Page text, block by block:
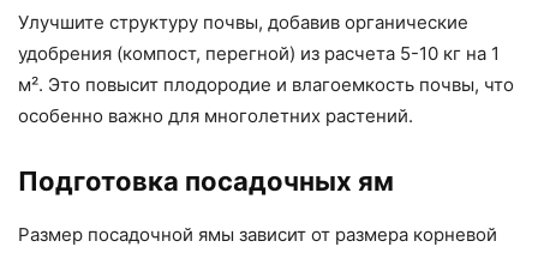
Улучшите структуру почвы, добавив органические
удобрения (компост, перегной) из расчета 5-10 кг на 1
м². Это повысит плодородие и влагоемкость почвы, что
особенно важно для многолетних растений.
Подготовка посадочных ям
Размер посадочной ямы зависит от размера корневой